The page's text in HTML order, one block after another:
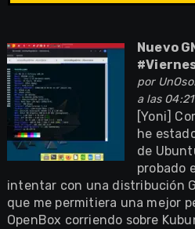
Nuevo
por
a las 04:21
[Yoni]
he
de
probado
intentar con una distribución
que me permitiera una mejor
OpenBox corriendo sobre